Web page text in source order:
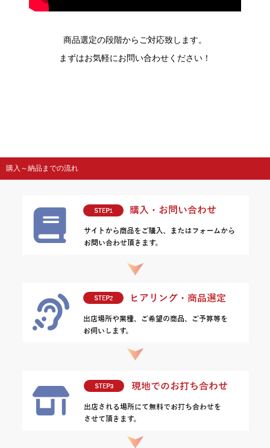
商品選定の段階からご対応致します。
まずはお気軽にお問い合わせください！
購入～納品までの流れ